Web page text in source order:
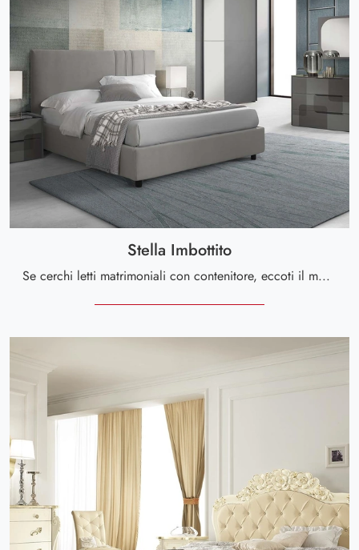
Stella Imbottito
Se cerchi letti matrimoniali con contenitore, eccoti il modello Stella Imbottito in tessuto per impreziosire la camera da letto.